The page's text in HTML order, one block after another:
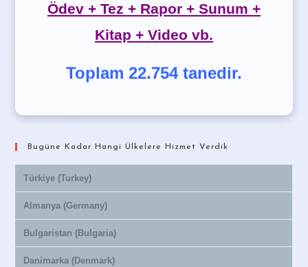
Ödev + Tez + Rapor + Sunum +
Kitap + Video vb.
Toplam 22.754 tanedir.
Bugüne Kadar Hangi Ülkelere Hizmet Verdik
Türkiye (Turkey)
Almanya (Germany)
Bulgaristan (Bulgaria)
Danimarka (Denmark)